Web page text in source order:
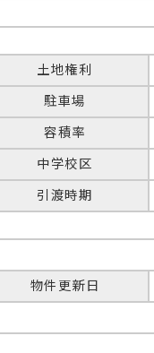
土地権利
駐車場
容積率
中学校区
引渡時期
物件更新日